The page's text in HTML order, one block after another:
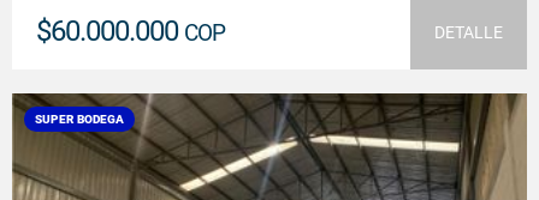
$60.000.000 COP DETALLE
SUPER BODEGA